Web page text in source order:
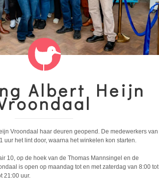
Albert Heijn
Vroondaal haar deuren geopend. De medewerkers van
uur het lint door, waarna het winkelen kon starten.
10, op de hoek van de Thomas Mannsingel en de
is open op maandag tot en met zaterdag van 8:00 tot
21:00 uur.